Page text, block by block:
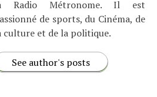
Radio Métronome. Il est
de sports, du Cinéma, de
culture et de la politique.
See author's posts